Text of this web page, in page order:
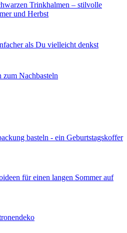
Trinkhalmen – stilvolle
und Herbst
als Du vielleicht denkst
zum Nachbasteln
basteln - ein Geburtstagskoffer
für einen langen Sommer auf